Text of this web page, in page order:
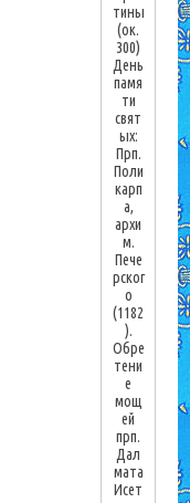
тины
(ок.
300)
День
памя
ти
свят
ых:
Прп.
Поли
карп
а,
архи
м.
Пече
рског
о
(1182
).
Обре
тени
е
мощ
ей
прп.
Дал
мата
Исет